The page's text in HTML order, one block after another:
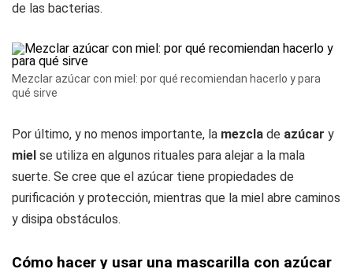
de las bacterias.
Mezclar azúcar con miel: por qué recomiendan hacerlo y para
qué sirve
Por último, y no menos importante, la mezcla de azúcar y
miel se utiliza en algunos rituales para alejar a la mala
suerte. Se cree que el azúcar tiene propiedades de
purificación y protección, mientras que la miel abre caminos
y disipa obstáculos.
Cómo hacer y usar una mascarilla con azúcar